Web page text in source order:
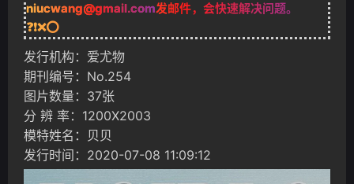
niucwang@gmail.com发邮件，会快速解决问题。
❓❗❌⭕
发行机构：爱尤物
期刊编号：No.254
图片数量：37张
分 辨 率：1200X2003
模特姓名：贝贝
发行时间：2020-07-08 11:09:12